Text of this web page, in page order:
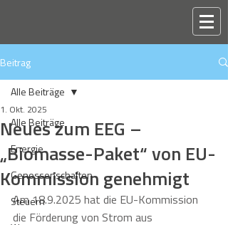
Beitrag
Alle Beiträge
Energie
Genossenschaften
Steuern
Alle Beiträge
Neues zum EEG –
„Biomasse-Paket“ von EU-
Kommission genehmigt
1. Okt. 2025
Am 18.9.2025 hat die EU-Kommission
die Förderung von Strom aus